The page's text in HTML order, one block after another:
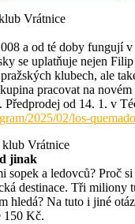
Vrátnice
a od té doby fungují
se uplatňuje nejen
klubech, ale
pracovat na
Předprodej od 14. 1. v
2025/02/los-
klub Vrátnice
jinak
sopek a ledovců? Proč
destinace. Tři
hledá? Na tuto i jiné
150 Kč.